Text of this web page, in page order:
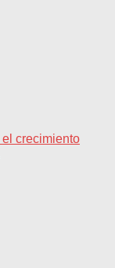
crecimiento